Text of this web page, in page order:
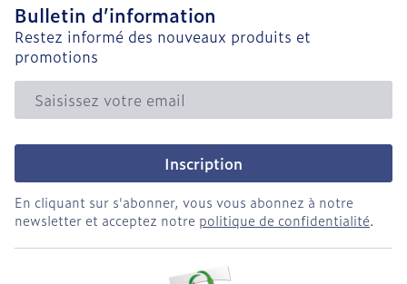
Bulletin d’information
Restez informé des nouveaux produits et
promotions
Adresse mail
Inscription
En cliquant sur s'abonner, vous vous abonnez à notre
newsletter et acceptez notre politique de confidentialité.